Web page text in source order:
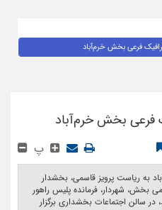
فرعی بخش خرم‌آباد
فرعی بخش خرم‌آباد
پ
به ریاست پرویز قاسمی، بخشدار
بخش، شهردار، فرمانده پلیس راهور
در سالن اجتماعات بخشداری برگزار